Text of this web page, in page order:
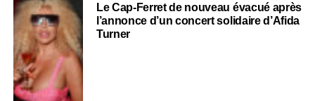
Le Cap-Ferret de nouveau évacué après
l’annonce d’un concert solidaire d’Afida
Turner